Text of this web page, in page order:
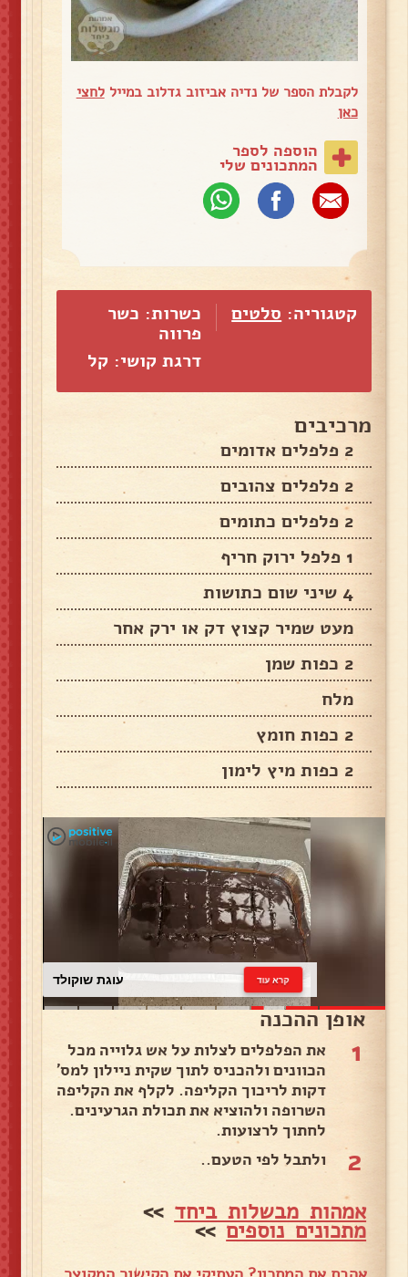
לקבלת הספר של נדיה אביזוב גדלוב במייללחצי
כאן
הוספה לספר
המתכונים שלי
קטגוריה: סלטים
כשרות: כשר
פרווה
דרגת קושי: קל
מרכיבים
2 פלפלים אדומים
2 פלפלים צהובים
2 פלפלים כתומים
1 פלפל ירוק חריף
4 שיני שום כתושות
מעט שמיר קצוץ דק או ירק אחר
2 כפות שמן
מלח
2 כפות חומץ
2 כפות מיץ לימון
עוגת שוקולד קרא עוד
אופן ההכנה
1
את הפלפלים לצלות על אש גלוייה מכל
הכוונים ולהכניס לתוך שקית ניילון למס'
דקות לריכוך הקליפה. לקלף את הקליפה
השרופה ולהוציא את תכולת הגרעינים.
לחתוך לרצועות.
2 ולתבל לפי הטעם..
אמהות מבשלות ביחד >>
מתכונים נוספים>>